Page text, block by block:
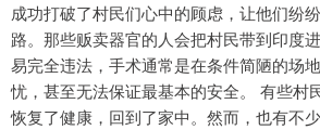
成功打破了村民们心中的顾虑，让他们纷
路。那些贩卖器官的人会把村民带到印度
易完全违法，手术通常是在条件简陋的场
忧，甚至无法保证最基本的安全。 有些村
恢复了健康，回到了家中。然而，也有不